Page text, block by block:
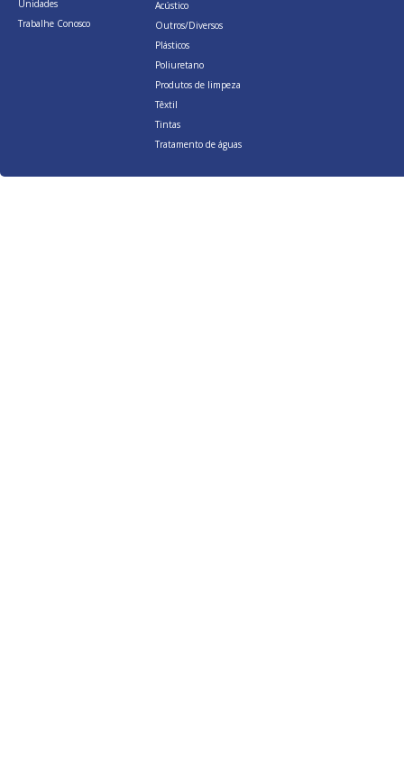
Unidades
Trabalhe Conosco
Acústico
Outros/Diversos
Plásticos
Poliuretano
Produtos de limpeza
Têxtil
Tintas
Tratamento de águas